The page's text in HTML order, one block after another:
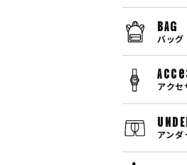
BAG
バッグ
アクセ
アン